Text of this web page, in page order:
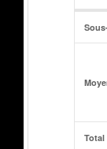
Total